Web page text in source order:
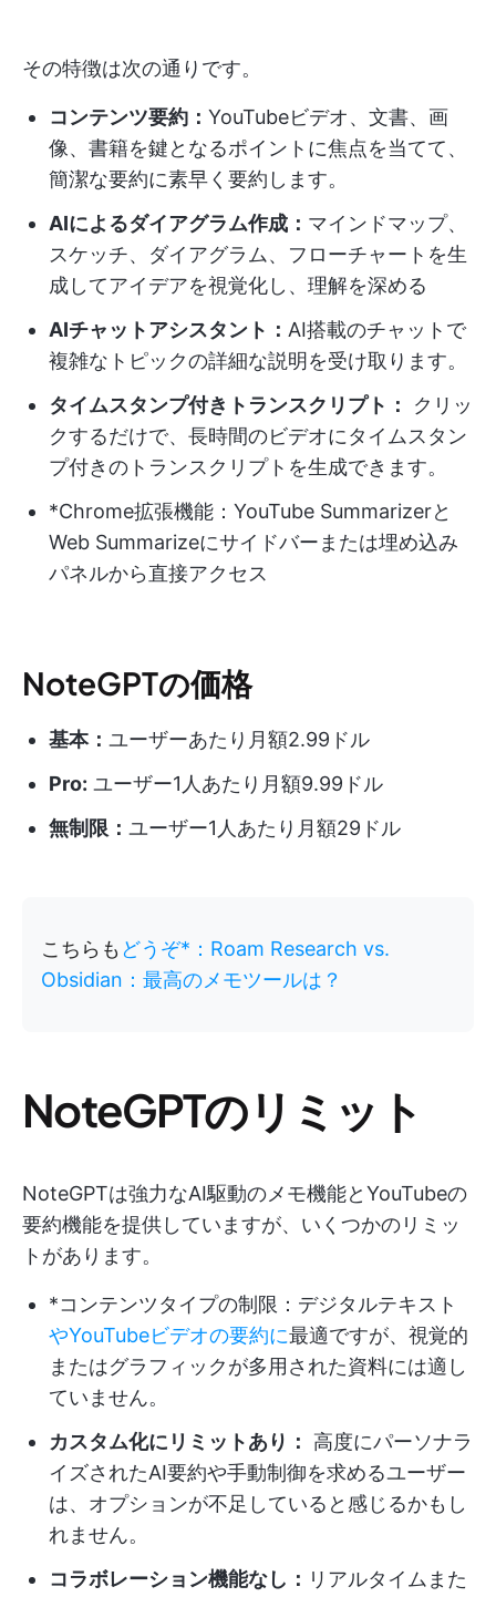
その特徴は次の通りです。
コンテンツ要約： YouTubeビデオ、文書、画
像、書籍を鍵となるポイントに焦点を当てて、
簡潔な要約に素早く要約します。
AIによるダイアグラム作成： マインドマップ、
スケッチ、ダイアグラム、フローチャートを生
成してアイデアを視覚化し、理解を深める
AIチャットアシスタント： AI搭載のチャットで
複雑なトピックの詳細な説明を受け取ります。
タイムスタンプ付きトランスクリプト：
クリッ
クするだけで、長時間のビデオにタイムスタン
プ付きのトランスクリプトを生成できます。
*Chrome拡張機能：YouTube Summarizerと
Web Summarizeにサイドバーまたは埋め込み
パネルから直接アクセス
NoteGPTの価格
基本： ユーザーあたり月額2.99ドル
Pro: ユーザー1人あたり月額9.99ドル
無制限： ユーザー1人あたり月額29ドル
こちらも どうぞ*：Roam Research vs.
Obsidian：最高のメモツールは？
NoteGPTのリミット
NoteGPTは強力なAI駆動のメモ機能とYouTubeの
要約機能を提供していますが、いくつかのリミッ
トがあります。
*コンテンツタイプの制限：デジタルテキスト
やYouTubeビデオの要約に最適ですが、視覚的
またはグラフィックが多用された資料には適し
ていません。
カスタム化にリミットあり：
高度にパーソナラ
イズされたAI要約や手動制御を求めるユーザー
は、オプションが不足していると感じるかもし
れません。
コラボレーション機能なし： リアルタイムまた